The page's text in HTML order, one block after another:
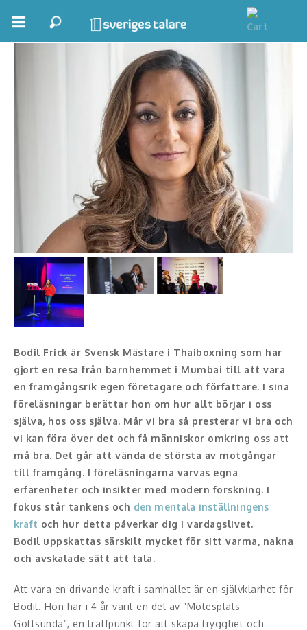
Inspirerande Föreläsare
Personlig utveckling, målsättning
Life Stories & Trivsel
Keynote
Moderator, konferencier
Moderator
Workshopledare, facilitator
Radio och TV-profiler
Underhållning och event
Event
Humoristiska föredrag
Ljus och belysning
Komiker
Konst
Middagsunderhållning
Bodil Frick
Bodil Frick är Svensk Mästare i Thaiboxning som har
gjort en resa från barnhemmet i Mumbai till att vara
en framgångsrik egen företagare och författare. I sina
föreläsningar berättar hon om hur allt börjar i oss
själva, hos oss själva. Mår vi bra så presterar vi bra och
vi kan föra över det och få människor omkring oss att
må bra. Det går att vända de största av motgångar
till framgång. I föreläsningarna varvas egna
erfarenheter och insikter med modern forskning. I
fokus står tankens och den mentala inställningens
kraft och hur detta påverkar dig i vardagslivet.
Bodil uppskattas särskilt mycket för sitt varma, nakna
och avskalade sätt att tala.
Att vara en drivande kraft i samhället är en självklarhet för
Bodil. Hon har i 4 år varit en del av ”Mötesplats
Gottsunda”, en träffpunkt för att skapa trygghet och